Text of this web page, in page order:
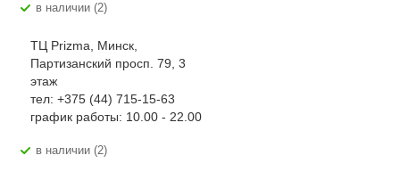
В наличии (2)
ТЦ Prizma, Минск,
Партизанский просп. 79, 3
этаж
тел: +375 (44) 715-15-63
график работы: 10.00 - 22.00
В наличии (2)